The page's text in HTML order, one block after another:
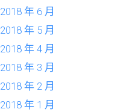
2018 年 6 月
2018 年 5 月
2018 年 4 月
2018 年 3 月
2018 年 2 月
2018 年 1 月